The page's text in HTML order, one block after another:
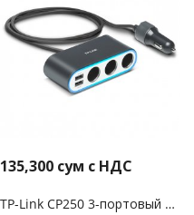
135,300 сум с НДС
TP-Link CP250 3-портовый адаптер питания для прикуривателя с 2-портовым USB-зарядным устройством